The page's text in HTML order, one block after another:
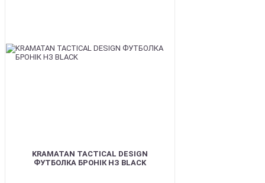
KRAMATAN TACTICAL DESIGN
ФУТБОЛКА БРОНІК НЗ BLACK